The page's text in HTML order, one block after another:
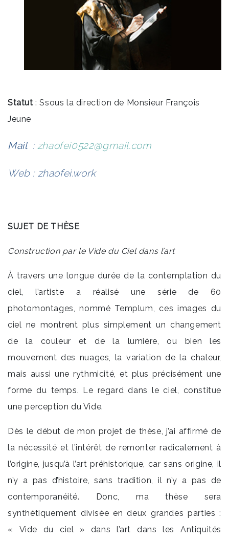
Statut : Ssous la direction de Monsieur François
Jeune
Mail : zhaofei0522@gmail.com
Web : zhaofei.work
SUJET DE THÈSE
Construction par le Vide du Ciel dans l’art
À travers une longue durée de la contemplation du
ciel, l’artiste a réalisé une série de 60
photomontages, nommé Templum, ces images du
ciel ne montrent plus simplement un changement
de la couleur et de la lumière, ou bien les
mouvement des nuages, la variation de la chaleur,
mais aussi une rythmicité, et plus précisément une
forme du temps. Le regard dans le ciel, constitue
une perception du Vide.
Dès le début de mon projet de thèse, j’ai affirmé de
la nécessité et l’intérêt de remonter radicalement à
l’origine, jusqu’à l’art préhistorique, car sans origine, il
n’y a pas d’histoire, sans tradition, il n’y a pas de
contemporanéité. Donc, ma thèse sera
synthétiquement divisée en deux grandes parties :
« Vide du ciel » dans l’art dans les Antiquités